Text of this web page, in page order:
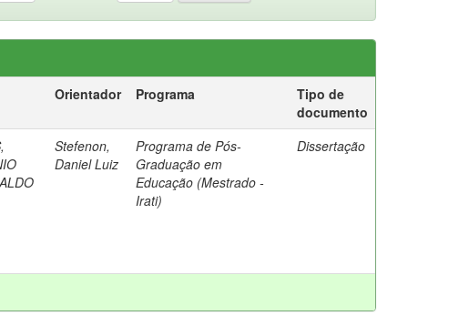
Orientador Programa
Tipo de
documento
Stefenon,
Daniel Luiz
Programa de Pós-
Graduação em
Educação (Mestrado -
Irati)
Dissertação